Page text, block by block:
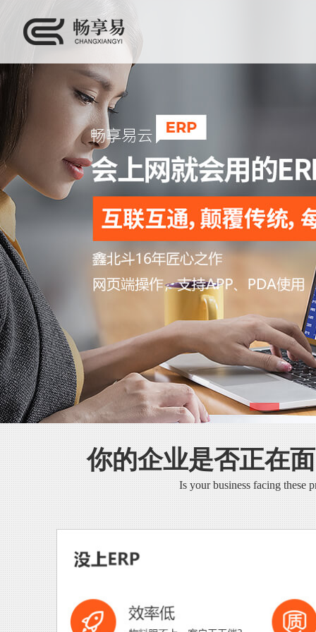
你的企业是否正在
Is your business facing these